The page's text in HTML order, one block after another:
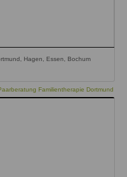
Hagen, Essen, Bochum
Familientherapie Dortmund